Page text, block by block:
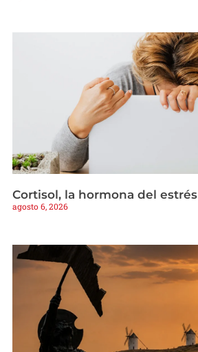
Cortisol, la hormona del estrés
agosto 6, 2026